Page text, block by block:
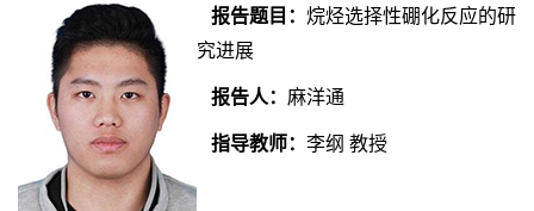
报告题目： 烷烃选择性硼化反应的研
究进展
报告人： 麻洋通
指导教师： 李纲 教授